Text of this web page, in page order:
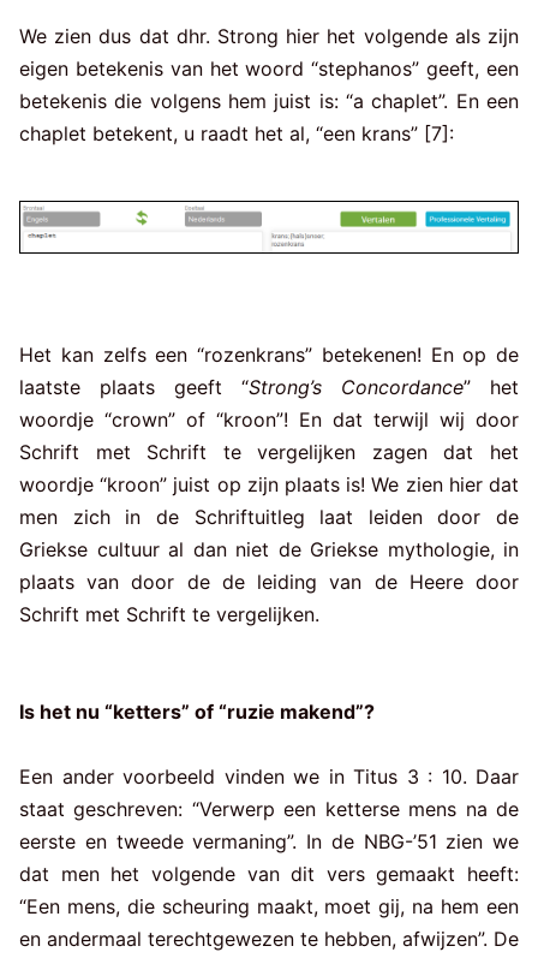
We zien dus dat dhr. Strong hier het volgende als zijn
eigen betekenis van het woord “stephanos” geeft, een
betekenis die volgens hem juist is: “a chaplet”. En een
chaplet betekent, u raadt het al, “een krans” [7]:
Het kan zelfs een “rozenkrans” betekenen! En op de
laatste plaats geeft “Strong’s Concordance” het
woordje “crown” of “kroon”! En dat terwijl wij door
Schrift met Schrift te vergelijken zagen dat het
woordje “kroon” juist op zijn plaats is! We zien hier dat
men zich in de Schriftuitleg laat leiden door de
Griekse cultuur al dan niet de Griekse mythologie, in
plaats van door de de leiding van de Heere door
Schrift met Schrift te vergelijken.
Is het nu “ketters” of “ruzie makend”?
Een ander voorbeeld vinden we in Titus 3 : 10. Daar
staat geschreven: “Verwerp een ketterse mens na de
eerste en tweede vermaning”. In de NBG-’51 zien we
dat men het volgende van dit vers gemaakt heeft:
“Een mens, die scheuring maakt, moet gij, na hem een
en andermaal terechtgewezen te hebben, afwijzen”. De